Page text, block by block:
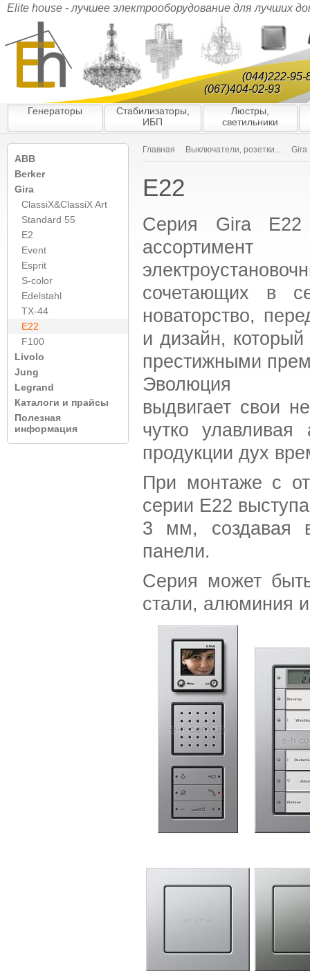
Elite house - лучшее электрооборудование для лучших
(044)222-95-
(067)404-02-93
Главная Выключатели, розетки... Gira
E22
Серия Gira
ассортимент
сочетающих в
новаторство,
и дизайн,
престижными
Эволюция
выдвигает свои
чутко
продукции дух
При монтаже с
серии Е22
3 мм, создавая
панели.
Серия может
стали, алюминия и
ABB
Berker
Gira
ClassiX&ClassiX Art
Standard 55
E2
Event
Esprit
S-color
Edelstahl
TX-44
E22
F100
Livolo
Jung
Legrand
Каталоги и прайсы
Полезная
информация
Генераторы
Стабилизаторы,
ИБП
Люстры,
светильники